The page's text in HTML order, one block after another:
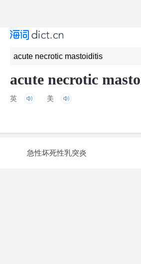
acute necrotic
英 美
急性坏死性乳突炎